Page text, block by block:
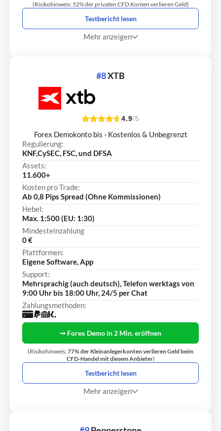
(Risikohinweis: 52% der privaten CFD Konten verlieren Geld)
Testbericht lesen
Mehr anzeigen
#8XTB
4.9/5
Forex Demokonto bis - Kostenlos & Unbegrenzt
Regulierung:
KNF,CySEC, FSC, und DFSA
Assets:
11.600+
Kosten pro Trade:
Ab 0,8 Pips Spread (Ohne Kommissionen)
Hebel:
Max. 1:500 (EU: 1:30)
Mindesteinzahlung
0 €
Plattformen:
Eigene Software, App
Support:
Mehrsprachig (auch deutsch), Telefon werktags von
9:00 Uhr bis 18:00 Uhr, 24/5 per Chat
Zahlungsmethoden:
➞ Forex Demo in 2 Min. eröffnen
(Risikohinweis:77% der Kleinanlegerkonten verlieren Geld beim
CFD-Handel mit diesem Anbieter)
Testbericht lesen
Mehr anzeigen